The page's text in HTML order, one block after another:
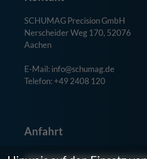
SCHUMAG Precision GmbH
Nerscheider Weg 170, 52076
Aachen
E-Mail: info@schumag.de
Telefon: +49 2408 120
Anfahrt